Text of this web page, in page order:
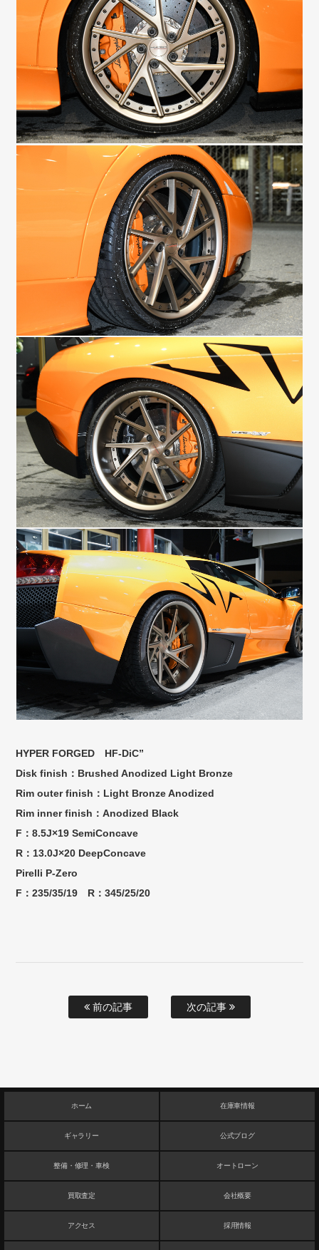
HYPER FORGED HF-DiC”
Disk finish：Brushed Anodized Light Bronze
Rim outer finish：Light Bronze Anodized
Rim inner finish：Anodized Black
F：8.5J×19 SemiConcave
R：13.0J×20 DeepConcave
Pirelli P-Zero
F：235/35/19 R：345/25/20
前の記事 次の記事
ホーム 在庫車情報
ギャラリー 公式ブログ
整備・修理・車検 オートローン
買取査定 会社概要
アクセス 採用情報